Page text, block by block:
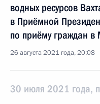
водных ресурсов
в Приёмной
по приёму граждан
26 августа 2021 года, 20:08
30 июля 2021 года,